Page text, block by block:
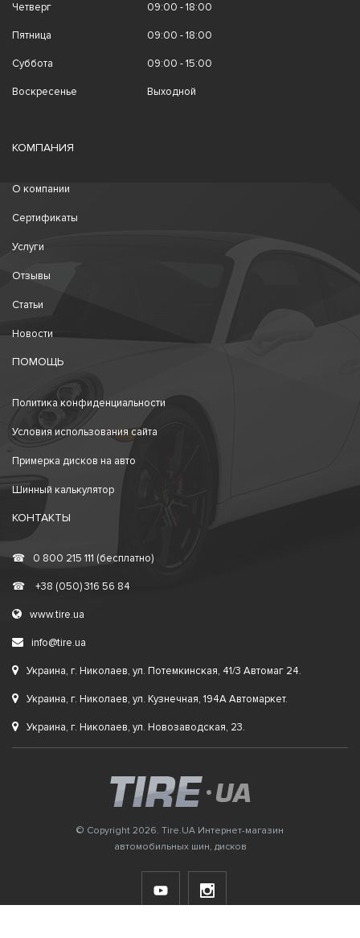
Четверг 09:00 - 18:00
Пятница 09:00 - 18:00
Суббота 09:00 - 15:00
Воскресенье Выходной
КОМПАНИЯ
О компании
Сертификаты
Услуги
Отзывы
Статьи
Новости
ПОМОЩЬ
Политика конфиденциальности
Условия использования сайта
Примерка дисков на авто
Шинный калькулятор
КОНТАКТЫ
☎ 0 800 215 111 (бесплатно)
☎ +38 (050) 316 56 84
www.tire.ua
info@tire.ua
Украина, г. Николаев, ул. Потемкинская, 41/3 Автомаг 24.
Украина, г. Николаев, ул. Кузнечная, 194А Автомаркет.
Украина, г. Николаев, ул. Новозаводская, 23.
© Copyright 2026. Tire.UA Интернет-магазин
автомобильных шин, дисков